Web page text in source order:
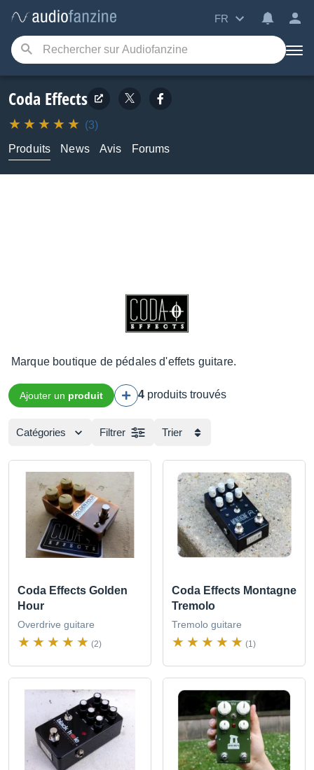
FR
Coda Effects
(3)
Produits
News Avis Forums
Marque boutique de pédales d'effets guitare.
Ajouter un produit 4 produits trouvés
Catégories Filtrer Trier
Coda Effects Golden
Hour
Overdrive guitare
(2)
Coda Effects Montagne
Tremolo
Tremolo guitare
(1)